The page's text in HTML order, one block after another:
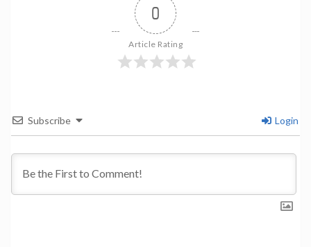
0
Article Rating
Subscribe Login